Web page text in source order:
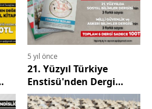
5 yıl önce
21. Yüzyıl Türkiye
Enstisü'nden Dergi
Arşivi Kampanyası